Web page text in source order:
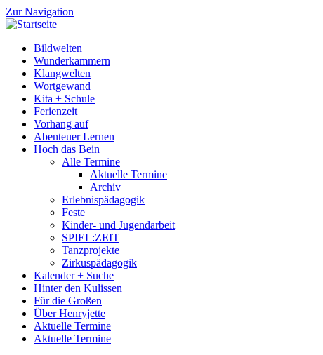
Zur Navigation
Bildwelten
Wunderkammern
Klangwelten
Wortgewand
Kita + Schule
Ferienzeit
Vorhang auf
Abenteuer Lernen
Hoch das Bein
Alle Termine
Aktuelle Termine
Archiv
Erlebnispädagogik
Feste
Kinder- und Jugendarbeit
SPIEL:ZEIT
Tanzprojekte
Zirkuspädagogik
Kalender + Suche
Hinter den Kulissen
Für die Großen
Über Henryjette
Aktuelle Termine
Aktuelle Termine